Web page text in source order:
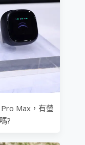
Max，有螢
?